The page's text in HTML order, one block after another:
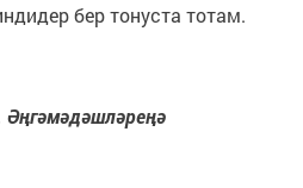
бер тонуста тотам.